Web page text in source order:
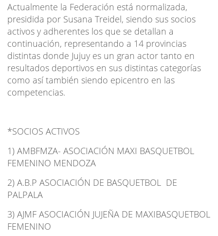
Actualmente la Federación está normalizada,
presidida por Susana Treidel, siendo sus socios
activos y adherentes los que se detallan a
continuación, representando a 14 provincias
distintas donde Jujuy es un gran actor tanto en
resultados deportivos en sus distintas categorías
como así también siendo epicentro en las
competencias.
*SOCIOS ACTIVOS
1) AMBFMZA- ASOCIACIÓN MAXI BASQUETBOL
FEMENINO MENDOZA
2) A.B.P ASOCIACIÓN DE BASQUETBOL DE
PALPALA
3) AJMF ASOCIACIÓN JUJEÑA DE MAXIBASQUETBOL
FEMENINO